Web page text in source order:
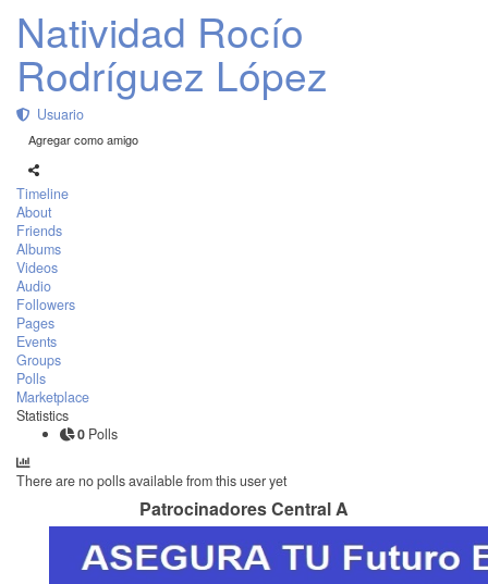
Natividad Rocío
Rodríguez López
Usuario
Agregar como amigo
Timeline
About
Friends
Albums
Videos
Audio
Followers
Pages
Events
Groups
Polls
Marketplace
Statistics
0 Polls
There are no polls available from this user yet
Patrocinadores Central A